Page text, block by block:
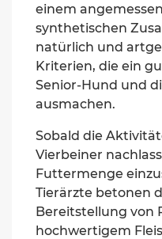
einem
synthetischen
natürlich und
Kriterien, die ein
Senior-Hund und
ausmachen.
Sobald die
Vierbeiner
Futtermenge
Tierärzte betonen
Bereitstellung von
hochwertigem